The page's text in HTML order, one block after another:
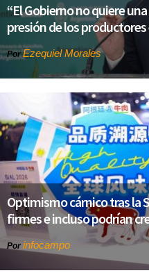
“El Gobierno no quiere
presión de los
PorEzequiel Morales
Optimismo cárnico tras la
firmes e incluso podrían
Por infocampo